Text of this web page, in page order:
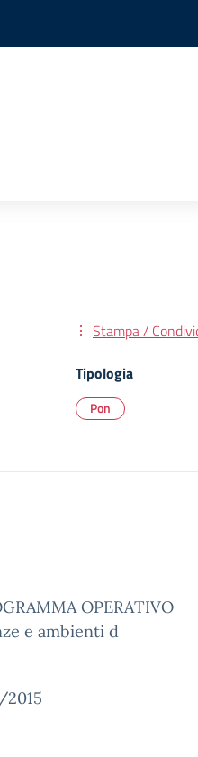
Stampa /
Tipologia
Pon
OPERATIVO
e ambienti d
2015